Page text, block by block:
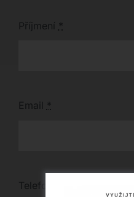
Příjmení *
Email *
Telefon